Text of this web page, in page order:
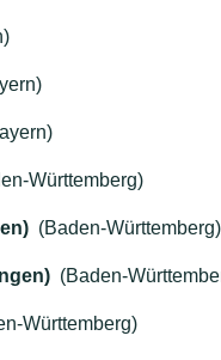
Württemberg)
(Baden-Württemberg)
(Baden-
Württemberg)